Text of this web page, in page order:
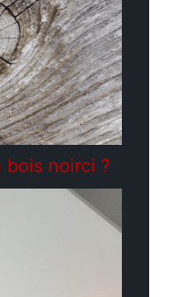
noirci ?